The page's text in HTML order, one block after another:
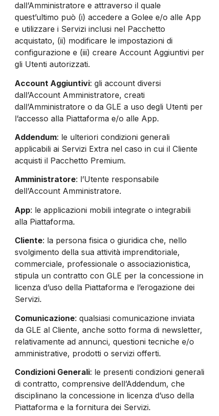
dall’Amministratore e attraverso il quale
quest’ultimo può (i) accedere a Golee e/o alle App
e utilizzare i Servizi inclusi nel Pacchetto
acquistato, (ii) modificare le impostazioni di
configurazione e (iii) creare Account Aggiuntivi per
gli Utenti autorizzati.
Account Aggiuntivi: gli account diversi
dall’Account Amministratore, creati
dall’Amministratore o da GLE a uso degli Utenti per
l’accesso alla Piattaforma e/o alle App.
Addendum: le ulteriori condizioni generali
applicabili ai Servizi Extra nel caso in cui il Cliente
acquisti il Pacchetto Premium.
Amministratore: l’Utente responsabile
dell’Account Amministratore.
App: le applicazioni mobili integrate o integrabili
alla Piattaforma.
Cliente: la persona fisica o giuridica che, nello
svolgimento della sua attività imprenditoriale,
commerciale, professionale o associazionistica,
stipula un contratto con GLE per la concessione in
licenza d’uso della Piattaforma e l’erogazione dei
Servizi.
Comunicazione: qualsiasi comunicazione inviata
da GLE al Cliente, anche sotto forma di newsletter,
relativamente ad annunci, questioni tecniche e/o
amministrative, prodotti o servizi offerti.
Condizioni Generali: le presenti condizioni generali
di contratto, comprensive dell’Addendum, che
disciplinano la concessione in licenza d’uso della
Piattaforma e la fornitura dei Servizi.